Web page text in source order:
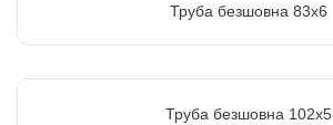
Труба безшовна 83х6
Труба безшовна 102х5